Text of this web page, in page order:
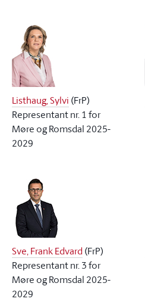
Listhaug, Sylvi (FrP)
Representant nr. 1 for
Møre og Romsdal 2025-
2029
Sve, Frank Edvard (FrP)
Representant nr. 3 for
Møre og Romsdal 2025-
2029